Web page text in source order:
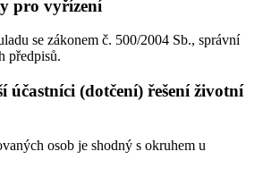
pro vyřízení
se zákonem č. 500/2004 Sb., správní
předpisů.
účastníci (dotčení) řešení životní
osob je shodný s okruhem u